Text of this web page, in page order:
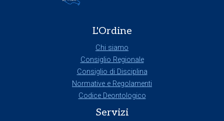
L'Ordine
Chi siamo
Consiglio Regionale
Consiglio di Disciplina
Normative e Regolamenti
Codice Deontologico
Servizi